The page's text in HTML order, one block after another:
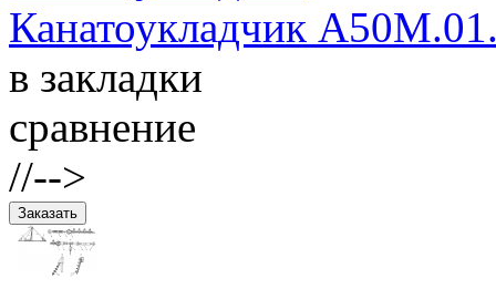
Канатоукладчик
в закладки
сравнение
//-->